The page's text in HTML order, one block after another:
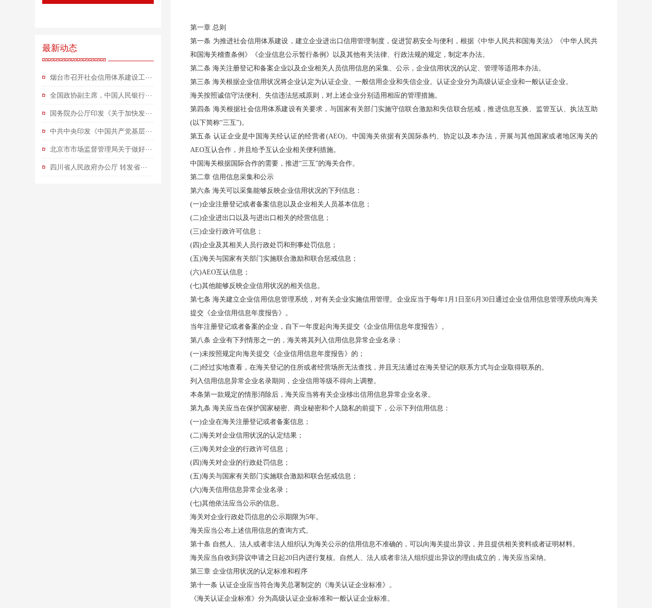
最新动态
烟台市召开社会信用体系建设工···
全国政协副主席，中国人民银行···
国务院办公厅印发《关于加快发···
中共中央印发《中国共产党基层···
北京市市场监督管理局关于做好···
四川省人民政府办公厅 转发省···
第一章 总则
第一条 为推进社会信用体系建设，建立企业进出口信用管理制度，促进贸易安全与便利，根据《中华人民共和国海关法》《中华人民共
和国海关稽查条例》《企业信息公示暂行条例》以及其他有关法律、行政法规的规定，制定本办法。
第二条 海关注册登记和备案企业以及企业相关人员信用信息的采集、公示，企业信用状况的认定、管理等适用本办法。
第三条 海关根据企业信用状况将企业认定为认证企业、一般信用企业和失信企业。认证企业分为高级认证企业和一般认证企业。
海关按照诚信守法便利、失信违法惩戒原则，对上述企业分别适用相应的管理措施。
第四条 海关根据社会信用体系建设有关要求，与国家有关部门实施守信联合激励和失信联合惩戒，推进信息互换、监管互认、执法互助
(以下简称“三互”)。
第五条 认证企业是中国海关经认证的经营者(AEO)。中国海关依据有关国际条约、协定以及本办法，开展与其他国家或者地区海关的
AEO互认合作，并且给予互认企业相关便利措施。
中国海关根据国际合作的需要，推进“三互”的海关合作。
第二章 信用信息采集和公示
第六条 海关可以采集能够反映企业信用状况的下列信息：
(一)企业注册登记或者备案信息以及企业相关人员基本信息；
(二)企业进出口以及与进出口相关的经营信息；
(三)企业行政许可信息；
(四)企业及其相关人员行政处罚和刑事处罚信息；
(五)海关与国家有关部门实施联合激励和联合惩戒信息；
(六)AEO互认信息；
(七)其他能够反映企业信用状况的相关信息。
第七条 海关建立企业信用信息管理系统，对有关企业实施信用管理。企业应当于每年1月1日至6月30日通过企业信用信息管理系统向海关
提交《企业信用信息年度报告》。
当年注册登记或者备案的企业，自下一年度起向海关提交《企业信用信息年度报告》。
第八条 企业有下列情形之一的，海关将其列入信用信息异常企业名录：
(一)未按照规定向海关提交《企业信用信息年度报告》的；
(二)经过实地查看，在海关登记的住所或者经营场所无法查找，并且无法通过在海关登记的联系方式与企业取得联系的。
列入信用信息异常企业名录期间，企业信用等级不得向上调整。
本条第一款规定的情形消除后，海关应当将有关企业移出信用信息异常企业名录。
第九条 海关应当在保护国家秘密、商业秘密和个人隐私的前提下，公示下列信用信息：
(一)企业在海关注册登记或者备案信息；
(二)海关对企业信用状况的认定结果；
(三)海关对企业的行政许可信息；
(四)海关对企业的行政处罚信息；
(五)海关与国家有关部门实施联合激励和联合惩戒信息；
(六)海关信用信息异常企业名录；
(七)其他依法应当公示的信息。
海关对企业行政处罚信息的公示期限为5年。
海关应当公布上述信用信息的查询方式。
第十条 自然人、法人或者非法人组织认为海关公示的信用信息不准确的，可以向海关提出异议，并且提供相关资料或者证明材料。
海关应当自收到异议申请之日起20日内进行复核。自然人、法人或者非法人组织提出异议的理由成立的，海关应当采纳。
第三章 企业信用状况的认定标准和程序
第十一条 认证企业应当符合海关总署制定的《海关认证企业标准》。
《海关认证企业标准》分为高级认证企业标准和一般认证企业标准。